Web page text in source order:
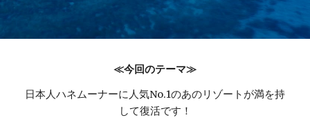
≪今回のテーマ≫
日本人ハネムーナーに人気No.1のあのリゾートが満を持
して復活です！